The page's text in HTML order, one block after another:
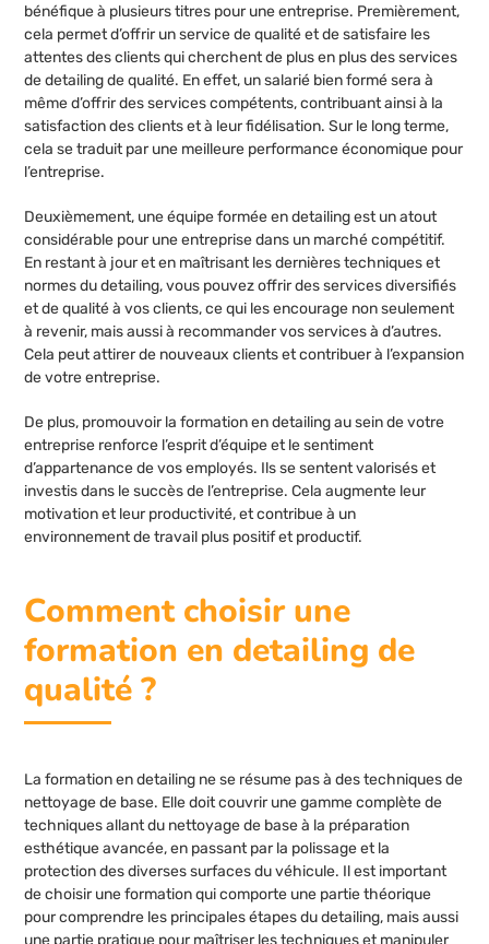
bénéfique à plusieurs titres pour une entreprise. Premièrement,
cela permet d’offrir un service de qualité et de satisfaire les
attentes des clients qui cherchent de plus en plus des services
de detailing de qualité. En effet, un salarié bien formé sera à
même d’offrir des services compétents, contribuant ainsi à la
satisfaction des clients et à leur fidélisation. Sur le long terme,
cela se traduit par une meilleure performance économique pour
l’entreprise.
Deuxièmement, une équipe formée en detailing est un atout
considérable pour une entreprise dans un marché compétitif.
En restant à jour et en maîtrisant les dernières techniques et
normes du detailing, vous pouvez offrir des services diversifiés
et de qualité à vos clients, ce qui les encourage non seulement
à revenir, mais aussi à recommander vos services à d’autres.
Cela peut attirer de nouveaux clients et contribuer à l’expansion
de votre entreprise.
De plus, promouvoir la formation en detailing au sein de votre
entreprise renforce l’esprit d’équipe et le sentiment
d’appartenance de vos employés. Ils se sentent valorisés et
investis dans le succès de l’entreprise. Cela augmente leur
motivation et leur productivité, et contribue à un
environnement de travail plus positif et productif.
Comment choisir une
formation en detailing de
qualité ?
La formation en detailing ne se résume pas à des techniques de
nettoyage de base. Elle doit couvrir une gamme complète de
techniques allant du nettoyage de base à la préparation
esthétique avancée, en passant par la polissage et la
protection des diverses surfaces du véhicule. Il est important
de choisir une formation qui comporte une partie théorique
pour comprendre les principales étapes du detailing, mais aussi
une partie pratique pour maîtriser les techniques et manipuler